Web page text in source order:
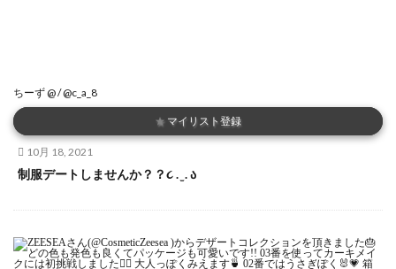
ちーず @ / @c_a_8
★ マイリスト登録
10月 18, 2021
制服デートしませんか？？૮ . ̫ . ა